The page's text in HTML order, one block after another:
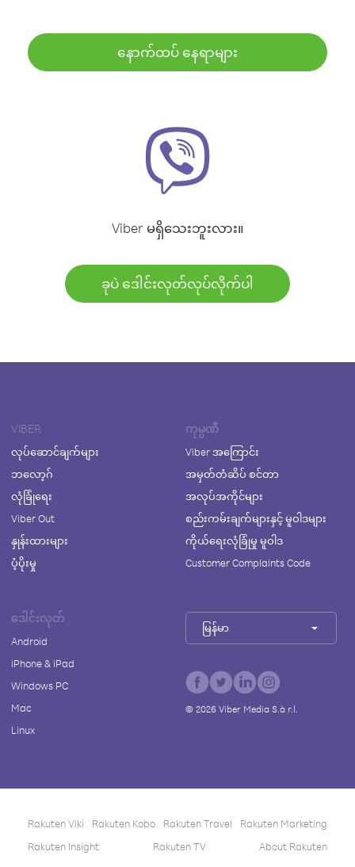
နောက်ထပ် နေရာများ
Viber မရှိသေးဘူးလား။
ခုပဲ ဒေါင်းလုတ်လုပ်လိုက်ပါ
VIBER
လုပ်ဆောင်ချက်များ
ဘလော့ဂ်
လုံခြုံရေး
Viber Out
နှုန်းထားများ
ပံ့ပိုးမှု
ကုမ္ပဏီ
Viber အကြောင်း
အမှတ်တံဆိပ် စင်တာ
အလုပ်အကိုင်များ
စည်းကမ်းချက်များနှင့် မူဝါဒများ
ကိုယ်ရေးလုံခြုံမှု မူဝါဒ
Customer Complaints Code
ဒေါင်းလုတ်
Android
iPhone & iPad
Windows PC
Mac
Linux
မြန်မာ
© 2026Viber Media S.à r.l.
Rakuten Viki Rakuten Kobo Rakuten Travel
Rakuten Marketing
Rakuten Insight
Rakuten TV About Rakuten